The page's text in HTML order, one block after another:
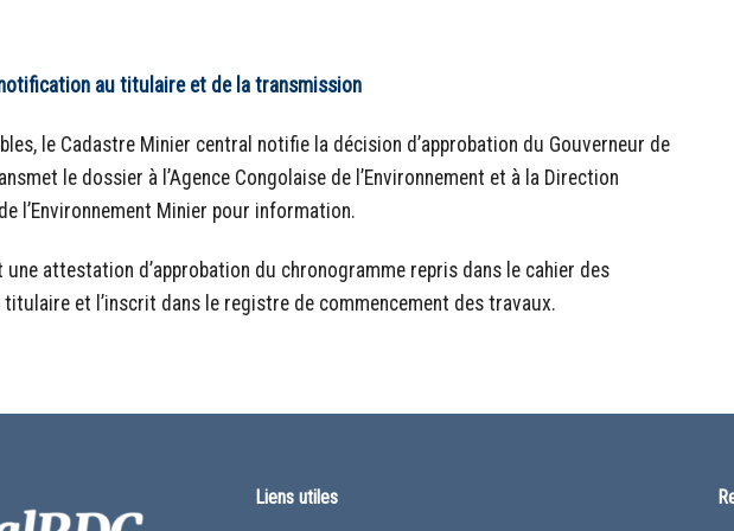
au titulaire et de la transmission
le Cadastre Minier central notifie la décision d’approbation du Gouverneur de
le dossier à l’Agence Congolaise de l’Environnement et à la Direction
l’Environnement Minier pour information.
attestation d’approbation du chronogramme repris dans le cahier des
et l’inscrit dans le registre de commencement des travaux.
Liens utiles